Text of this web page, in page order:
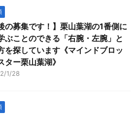
の募集です！】栗山葉湖の1番側に
ぶことのできる「右腕・左腕」と
を探しています《マインドブロッ
ター栗山葉湖》
1/28